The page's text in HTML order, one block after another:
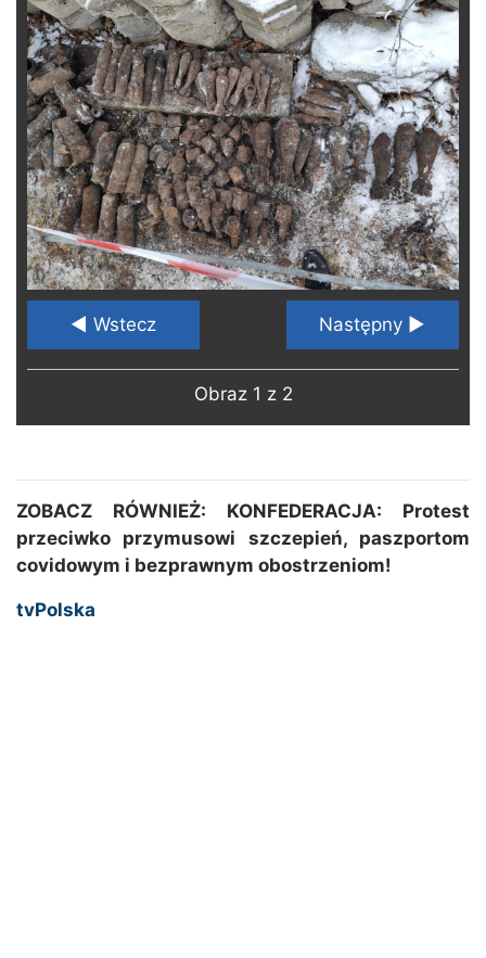
◄ Wstecz Następny ►
Obraz 1 z 2
ZOBACZ RÓWNIEŻ: KONFEDERACJA: Protest
przeciwko przymusowi szczepień, paszportom
covidowym i bezprawnym obostrzeniom!
tvPolska